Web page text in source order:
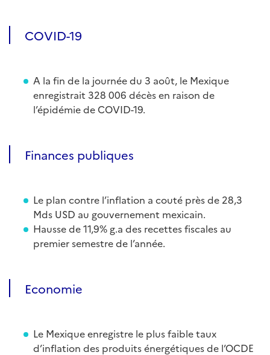
COVID-19
A la fin de la journée du 3 août, le Mexique
enregistrait 328 006 décès en raison de
l’épidémie de COVID-19.
Finances publiques
Le plan contre l’inflation a couté près de 28,3
Mds USD au gouvernement mexicain.
Hausse de 11,9% g.a des recettes fiscales au
premier semestre de l’année.
Economie
Le Mexique enregistre le plus faible taux
d’inflation des produits énergétiques de l’OCDE